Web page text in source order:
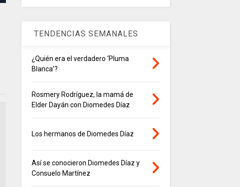
TENDENCIAS SEMANALES
¿Quién era el verdadero ‘Pluma
Blanca’?
Rosmery Rodríguez, la mamá de
Elder Dayán con Diomedes Díaz
Los hermanos de Diomedes Díaz
Así se conocieron Diomedes Díaz y
Consuelo Martínez